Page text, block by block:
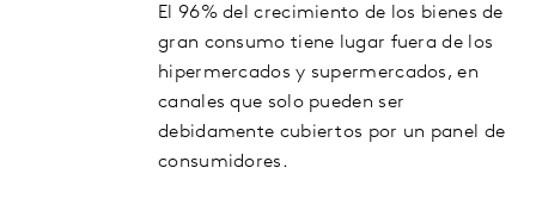
El 96% del crecimiento de los bienes de
gran consumo tiene lugar fuera de los
hipermercados y supermercados, en
canales que solo pueden ser
debidamente cubiertos por un panel de
consumidores.